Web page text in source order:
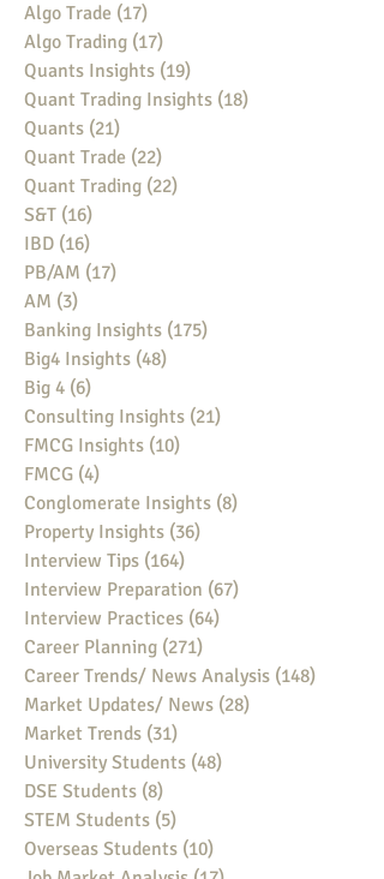
Algo Trade (17)
Algo Trading (17)
Quants Insights (19)
Quant Trading Insights (18)
Quants (21)
Quant Trade (22)
Quant Trading (22)
S&T (16)
IBD (16)
PB/AM (17)
AM (3)
Banking Insights (175)
Big4 Insights (48)
Big 4 (6)
Consulting Insights (21)
FMCG Insights (10)
FMCG (4)
Conglomerate Insights (8)
Property Insights (36)
Interview Tips (164)
Interview Preparation (67)
Interview Practices (64)
Career Planning (271)
Career Trends/ News Analysis (148)
Market Updates/ News (28)
Market Trends (31)
University Students (48)
DSE Students (8)
STEM Students (5)
Overseas Students (10)